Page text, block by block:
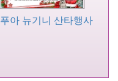
아 뉴기니 산타행사